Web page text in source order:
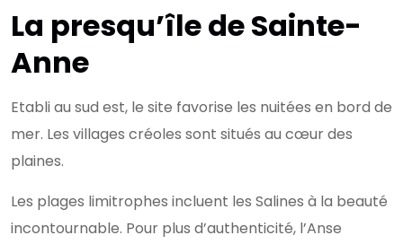
La presqu’île de Sainte-
Anne
Etabli au sud est, le site favorise les nuitées en bord de
mer. Les villages créoles sont situés au cœur des
plaines.
Les plages limitrophes incluent les Salines à la beauté
incontournable. Pour plus d’authenticité, l’Anse